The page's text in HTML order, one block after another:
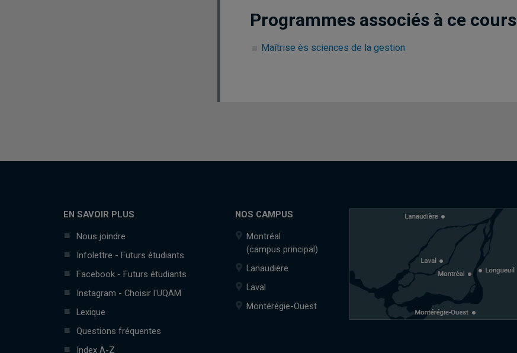
Programmes associés à ce cours
Maîtrise ès sciences de la gestion
EN SAVOIR PLUS
Nous joindre
Infolettre - Futurs étudiants
Facebook - Futurs étudiants
Instagram - Choisir l'UQAM
Lexique
Questions fréquentes
Index A-Z
NOS CAMPUS
Montréal
(campus principal)
Lanaudière
Laval
Montérégie-Ouest